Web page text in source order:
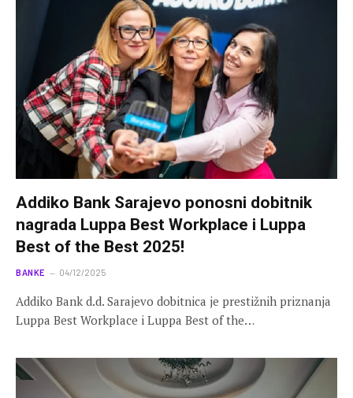
Addiko Bank Sarajevo ponosni dobitnik
nagrada Luppa Best Workplace i Luppa
Best of the Best 2025!
BANKE 04/12/2025
Addiko Bank d.d. Sarajevo dobitnica je prestižnih priznanja
Luppa Best Workplace i Luppa Best of the…